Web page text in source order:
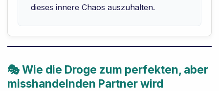
dieses innere Chaos auszuhalten.
🎭 Wie die Droge zum perfekten, aber
misshandelnden Partner wird